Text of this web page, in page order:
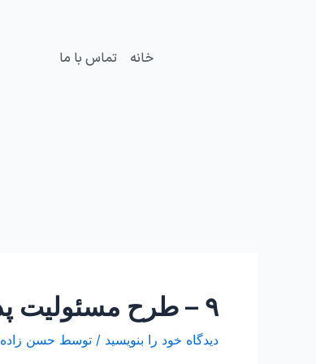
خانه تماس با ما
۹ – طرح مسئولیت پذیری Responsibility Initiative
دیدگاه‌ خود را بنویسید / توسط حسن زاده